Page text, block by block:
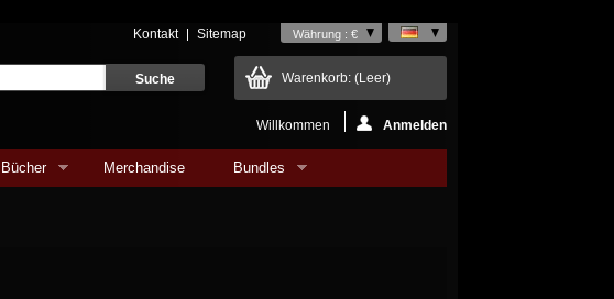
Währung : €
Kontakt Sitemap
Warenkorb: (Leer)
Willkommen Anmelden
Bücher Merchandise Bundles